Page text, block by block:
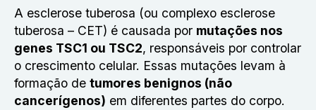
A esclerose tuberosa (ou complexo esclerose
tuberosa – CET) é causada por mutações nos
genes TSC1 ou TSC2, responsáveis por controlar
o crescimento celular. Essas mutações levam à
formação de tumores benignos (não
cancerígenos) em diferentes partes do corpo.